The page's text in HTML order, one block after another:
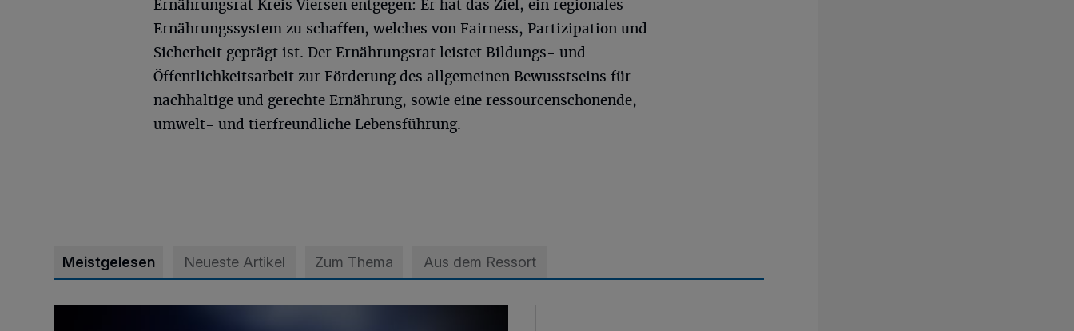
Ernährungsrat Kreis Viersen entgegen: Er hat das Ziel, ein regionales
Ernährungssystem zu schaffen, welches von Fairness, Partizipation und
Sicherheit geprägt ist. Der Ernährungsrat leistet Bildungs- und
Öffentlichkeitsarbeit zur Förderung des allgemeinen Bewusstseins für
nachhaltige und gerechte Ernährung, sowie eine ressourcenschonende,
umwelt- und tierfreundliche Lebensführung.
Meistgelesen Neueste Artikel Zum Thema Aus dem Ressort